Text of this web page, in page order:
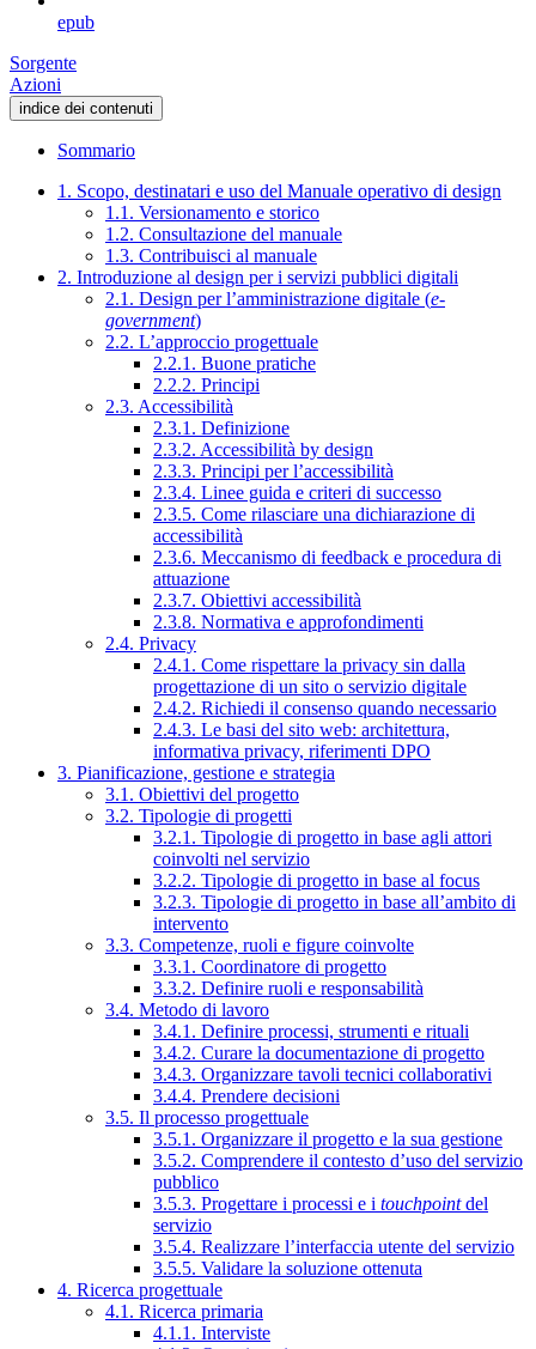
epub
Sorgente
Azioni
indice dei contenuti
Sommario
1. Scopo, destinatari e uso del Manuale operativo di design
1.1. Versionamento e storico
1.2. Consultazione del manuale
1.3. Contribuisci al manuale
2. Introduzione al design per i servizi pubblici digitali
2.1. Design per l’amministrazione digitale (e-
government)
2.2. L’approccio progettuale
2.2.1. Buone pratiche
2.2.2. Principi
2.3. Accessibilità
2.3.1. Definizione
2.3.2. Accessibilità by design
2.3.3. Principi per l’accessibilità
2.3.4. Linee guida e criteri di successo
2.3.5. Come rilasciare una dichiarazione di
accessibilità
2.3.6. Meccanismo di feedback e procedura di
attuazione
2.3.7. Obiettivi accessibilità
2.3.8. Normativa e approfondimenti
2.4. Privacy
2.4.1. Come rispettare la privacy sin dalla
progettazione di un sito o servizio digitale
2.4.2. Richiedi il consenso quando necessario
2.4.3. Le basi del sito web: architettura,
informativa privacy, riferimenti DPO
3. Pianificazione, gestione e strategia
3.1. Obiettivi del progetto
3.2. Tipologie di progetti
3.2.1. Tipologie di progetto in base agli attori
coinvolti nel servizio
3.2.2. Tipologie di progetto in base al focus
3.2.3. Tipologie di progetto in base all’ambito di
intervento
3.3. Competenze, ruoli e figure coinvolte
3.3.1. Coordinatore di progetto
3.3.2. Definire ruoli e responsabilità
3.4. Metodo di lavoro
3.4.1. Definire processi, strumenti e rituali
3.4.2. Curare la documentazione di progetto
3.4.3. Organizzare tavoli tecnici collaborativi
3.4.4. Prendere decisioni
3.5. Il processo progettuale
3.5.1. Organizzare il progetto e la sua gestione
3.5.2. Comprendere il contesto d’uso del servizio
pubblico
3.5.3. Progettare i processi e i touchpointdel
servizio
3.5.4. Realizzare l’interfaccia utente del servizio
3.5.5. Validare la soluzione ottenuta
4. Ricerca progettuale
4.1. Ricerca primaria
4.1.1. Interviste